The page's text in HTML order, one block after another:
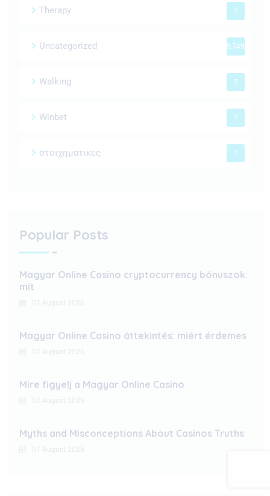
Therapy 1
Uncategorized 9,749
Walking 2
Winbet 1
στοιχηματικες 1
Popular Posts
Magyar Online Casino cryptocurrency bónuszok:
mit
Magyar Online Casino áttekintés: miért érdemes
Mire figyelj a Magyar Online Casino
Myths and Misconceptions About Casinos Truths